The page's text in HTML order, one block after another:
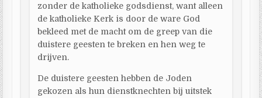
zonder de katholieke godsdienst, want alleen
de katholieke Kerk is door de ware God
bekleed met de macht om de greep van die
duistere geesten te breken en hen weg te
drijven.
De duistere geesten hebben de Joden
gekozen als hun dienstknechten bij uitstek